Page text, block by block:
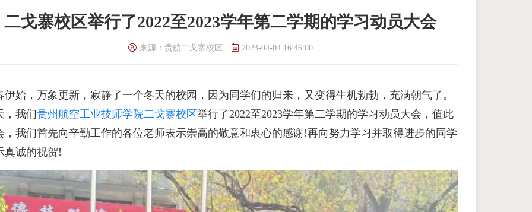
二戈寨校区举行了2022至2023学年第二学期的学习动员大会
来源： 贵航二戈寨校区 2023-04-04 16:46:00
伊始，万象更新，寂静了一个冬天的校园，因为同学们的归来，又变得生机勃勃，充满朝气了。
，我们贵州航空工业技师学院二戈寨校区举行了2022至2023学年第二学期的学习动员大会，值此
，我们首先向辛勤工作的各位老师表示崇高的敬意和衷心的感谢!再向努力学习并取得进步的同学
真诚的祝贺!